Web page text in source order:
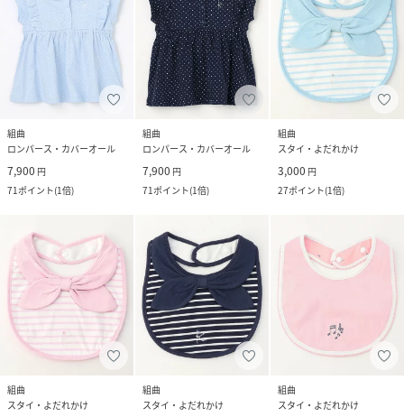
組曲
ロンパース・カバーオール
7,900 円
71ポイント(1倍)
組曲
ロンパース・カバーオール
7,900 円
71ポイント(1倍)
組曲
スタイ・よだれかけ
3,000 円
27ポイント(1倍)
組曲
スタイ・よだれかけ
組曲
スタイ・よだれかけ
組曲
スタイ・よだれかけ